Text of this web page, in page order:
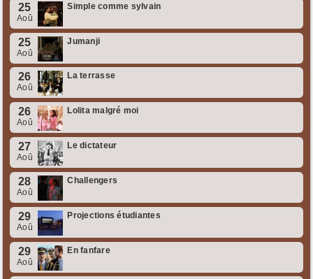
25
Aoû
Simple comme sylvain
25
Aoû
Jumanji
26
Aoû
La terrasse
26
Aoû
Lolita malgré moi
27
Aoû
Le dictateur
28
Aoû
Challengers
29
Aoû
Projections étudiantes
29
Aoû
En fanfare